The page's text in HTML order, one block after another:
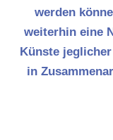
werden
weiterhin eine
Künste
in